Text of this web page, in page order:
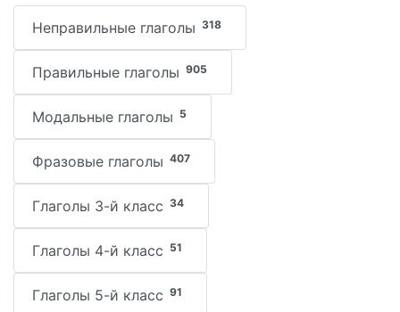
318
Неправильные глаголы
905
Правильные глаголы
5
Модальные глаголы
407
Фразовые глаголы
34
Глаголы 3-й класс
51
Глаголы 4-й класс
91
Глаголы 5-й класс